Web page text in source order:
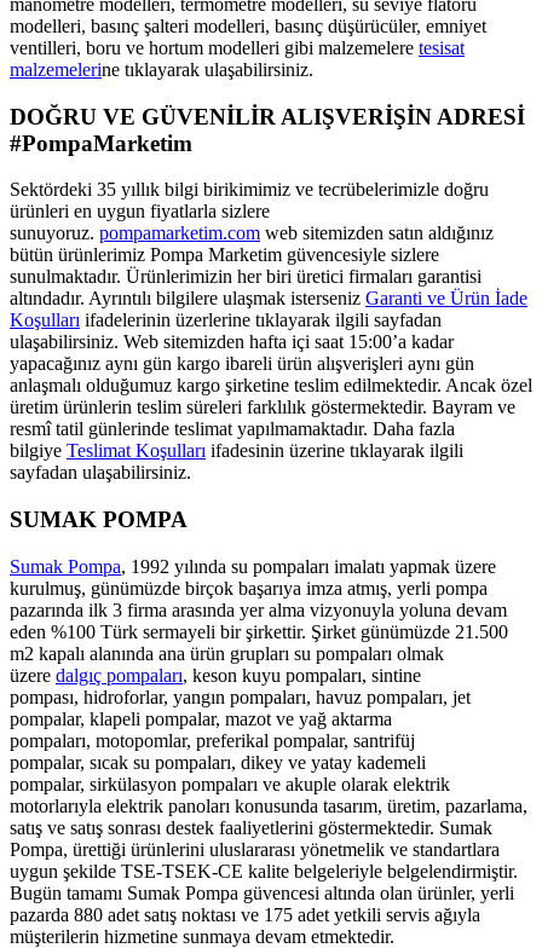
manometre modelleri, termometre modelleri, su seviye flatörü
modelleri, basınç şalteri modelleri, basınç düşürücüler, emniyet
ventilleri, boru ve hortum modelleri gibi malzemelere tesisat
malzemelerine tıklayarak ulaşabilirsiniz.
DOĞRU VE GÜVENİLİR ALIŞVERİŞİN ADRESİ
#PompaMarketim
Sektördeki 35 yıllık bilgi birikimimiz ve tecrübelerimizle doğru
ürünleri en uygun fiyatlarla sizlere
sunuyoruz. pompamarketim.com web sitemizden satın aldığınız
bütün ürünlerimiz Pompa Marketim güvencesiyle sizlere
sunulmaktadır. Ürünlerimizin her biri üretici firmaları garantisi
altındadır. Ayrıntılı bilgilere ulaşmak isterseniz Garanti ve Ürün İade
Koşulları ifadelerinin üzerlerine tıklayarak ilgili sayfadan
ulaşabilirsiniz. Web sitemizden hafta içi saat 15:00’a kadar
yapacağınız aynı gün kargo ibareli ürün alışverişleri aynı gün
anlaşmalı olduğumuz kargo şirketine teslim edilmektedir. Ancak özel
üretim ürünlerin teslim süreleri farklılık göstermektedir. Bayram ve
resmî tatil günlerinde teslimat yapılmamaktadır. Daha fazla
bilgiye Teslimat Koşulları ifadesinin üzerine tıklayarak ilgili
sayfadan ulaşabilirsiniz.
SUMAK POMPA
Sumak Pompa, 1992 yılında su pompaları imalatı yapmak üzere
kurulmuş, günümüzde birçok başarıya imza atmış, yerli pompa
pazarında ilk 3 firma arasında yer alma vizyonuyla yoluna devam
eden %100 Türk sermayeli bir şirkettir. Şirket günümüzde 21.500
m2 kapalı alanında ana ürün grupları su pompaları olmak
üzere dalgıç pompaları, keson kuyu pompaları, sintine
pompası, hidroforlar, yangın pompaları, havuz pompaları, jet
pompalar, klapeli pompalar, mazot ve yağ aktarma
pompaları, motopomlar, preferikal pompalar, santrifüj
pompalar, sıcak su pompaları, dikey ve yatay kademeli
pompalar, sirkülasyon pompaları ve akuple olarak elektrik
motorlarıyla elektrik panoları konusunda tasarım, üretim, pazarlama,
satış ve satış sonrası destek faaliyetlerini göstermektedir. Sumak
Pompa, ürettiği ürünlerini uluslararası yönetmelik ve standartlara
uygun şekilde TSE-TSEK-CE kalite belgeleriyle belgelendirmiştir.
Bugün tamamı Sumak Pompa güvencesi altında olan ürünler, yerli
pazarda 880 adet satış noktası ve 175 adet yetkili servis ağıyla
müşterilerin hizmetine sunmaya devam etmektedir.